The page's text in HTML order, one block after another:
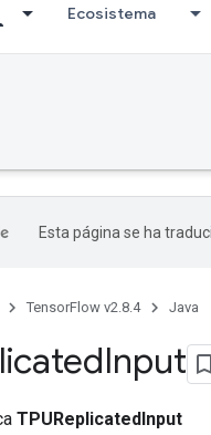
Ecosistema
Esta página se ha
TensorFlow v2.8.4 Java
Input
TPUReplicatedInput